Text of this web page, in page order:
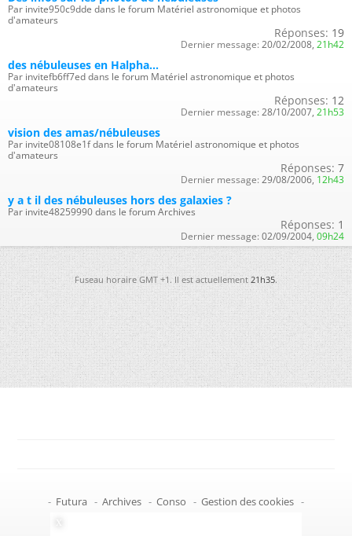
Par invite950c9dde dans le forum Matériel astronomique et photos
d'amateurs
Réponses: 19
Dernier message: 20/02/2008, 21h42
des nébuleuses en Halpha...
Par invitefb6ff7ed dans le forum Matériel astronomique et photos
d'amateurs
Réponses: 12
Dernier message: 28/10/2007, 21h53
vision des amas/nébuleuses
Par invite08108e1f dans le forum Matériel astronomique et photos
d'amateurs
Réponses: 7
Dernier message: 29/08/2006, 12h43
y a t il des nébuleuses hors des galaxies ?
Par invite48259990 dans le forum Archives
Réponses: 1
Dernier message: 02/09/2004, 09h24
Fuseau horaire GMT +1. Il est actuellement21h35.
- Futura - Archives - Conso - Gestion des cookies -